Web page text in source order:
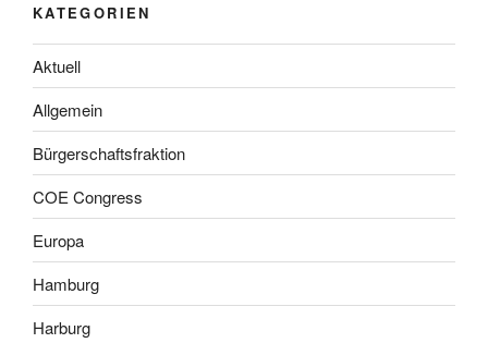
KATEGORIEN
Aktuell
Allgemein
Bürgerschaftsfraktion
COE Congress
Europa
Hamburg
Harburg